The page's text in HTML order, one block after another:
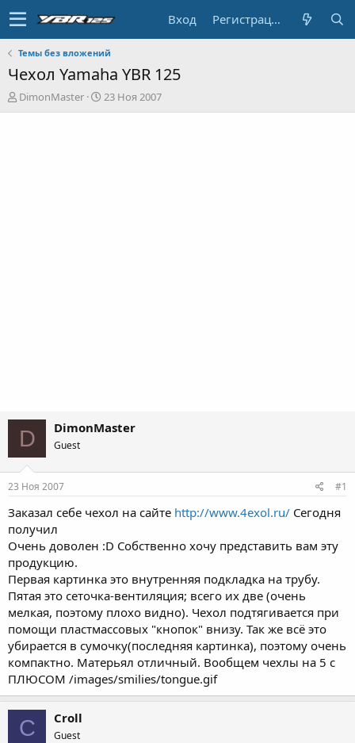
Вход Регистрация
Темы без вложений
Чехол Yamaha YBR 125
А
в
DimonMaster
Д
а
23 Ноя 2007
D DimonMaster
Guest
23 Ноя 2007 #1
Заказал себе чехол на сайте http://www.4exol.ru/ Сегодня
получил
Очень доволен :D Собственно хочу представить вам эту
продукцию.
Первая картинка это внутренняя подкладка на трубу.
Пятая это сеточка-вентиляция; всего их две (очень
мелкая, поэтому плохо видно). Чехол подтягивается при
помощи пластмассовых "кнопок" внизу. Так же всё это
убирается в сумочку(последняя картинка), поэтому очень
компактно. Матерьял отличный. Вообщем чехлы на 5 с
ПЛЮСОМ /images/smilies/tongue.gif
C Croll
Guest